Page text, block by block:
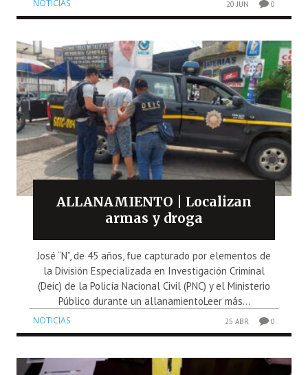
NOTICIAS 20 JUN 0
ALLANAMIENTO | Localizan
armas y droga
José “N”, de 45 años, fue capturado por elementos de
la División Especializada en Investigación Criminal
(Deic) de la Policía Nacional Civil (PNC) y el Ministerio
Público durante un allanamientoLeer más...
NOTICIAS 25 ABR 0